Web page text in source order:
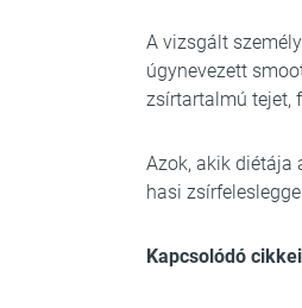
A vizsgált
úgynevezett
zsírtartalmú tejet,
Azok, akik diétája
hasi
Kapcsolódó